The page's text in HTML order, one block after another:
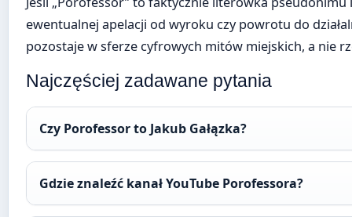
ewentualnej apelacji od wyroku czy powrotu do
pozostaje w sferze cyfrowych mitów miejskich, a nie
Najczęściej zadawane pytania
Czy Porofessor to Jakub Gałązka?
Gdzie znaleźć kanał YouTube Porofessora?